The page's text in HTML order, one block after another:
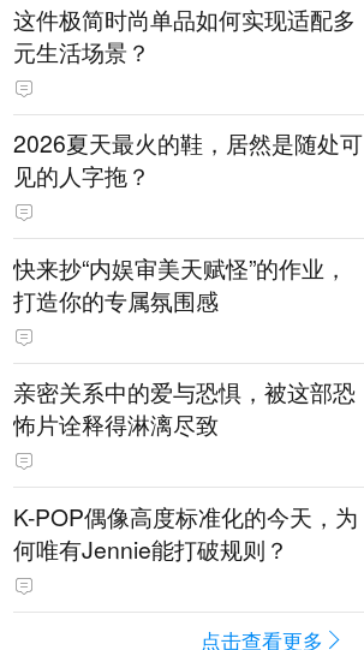
这件极简时尚单品如何实现适配多
元生活场景？
2026夏天最火的鞋，居然是随处可
见的人字拖？
快来抄“内娱审美天赋怪”的作业，
打造你的专属氛围感
亲密关系中的爱与恐惧，被这部恐
怖片诠释得淋漓尽致
K-POP偶像高度标准化的今天，为
何唯有Jennie能打破规则？
点击查看更多